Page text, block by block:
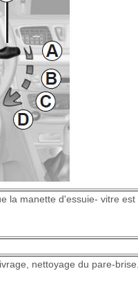
la manette d'essuie- vitre est
nettoyage du pare-